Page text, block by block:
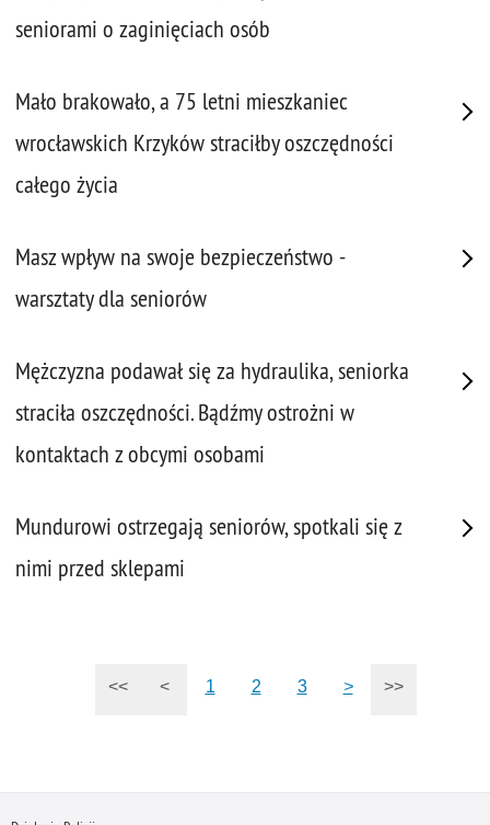
seniorami o zaginięciach osób
Mało brakowało, a 75 letni mieszkaniec
wrocławskich Krzyków straciłby oszczędności
całego życia
Masz wpływ na swoje bezpieczeństwo -
warsztaty dla seniorów
Mężczyzna podawał się za hydraulika, seniorka
straciła oszczędności. Bądźmy ostrożni w
kontaktach z obcymi osobami
Mundurowi ostrzegają seniorów, spotkali się z
nimi przed sklepami
<< < 1 2 3 > >>